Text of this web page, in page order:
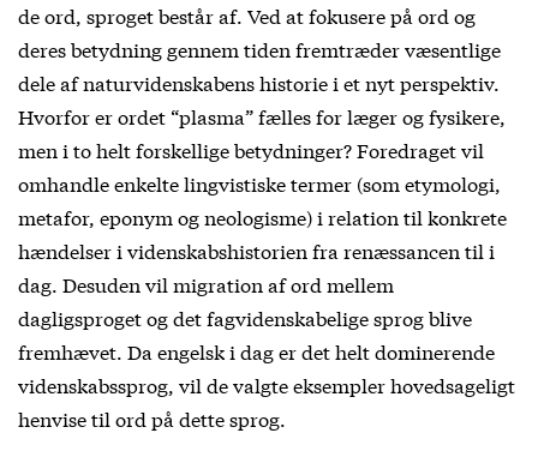
de ord, sproget består af. Ved at fokusere på ord og
deres betydning gennem tiden fremtræder væsentlige
dele af naturvidenskabens historie i et nyt perspektiv.
Hvorfor er ordet “plasma” fælles for læger og fysikere,
men i to helt forskellige betydninger? Foredraget vil
omhandle enkelte lingvistiske termer (som etymologi,
metafor, eponym og neologisme) i relation til konkrete
hændelser i videnskabshistorien fra renæssancen til i
dag. Desuden vil migration af ord mellem
dagligsproget og det fagvidenskabelige sprog blive
fremhævet. Da engelsk i dag er det helt dominerende
videnskabssprog, vil de valgte eksempler hovedsageligt
henvise til ord på dette sprog.